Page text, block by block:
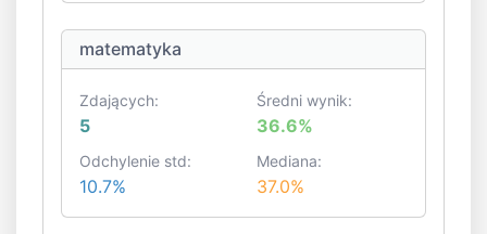
matematyka
Zdających:
5
Średni wynik:
36.6%
Odchylenie std:
10.7%
Mediana:
37.0%